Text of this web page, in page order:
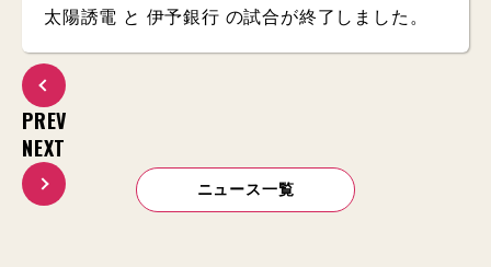
太陽誘電 と 伊予銀行 の試合が終了しました。
PREV
ニュース一覧
NEXT